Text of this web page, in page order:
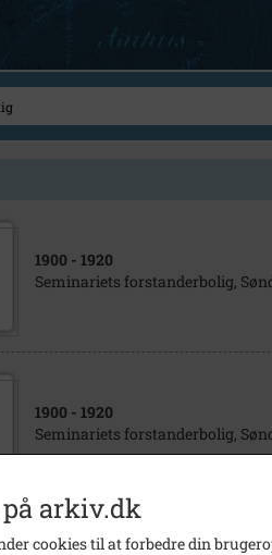
1900 - 1920
Seminariets forstanderbolig,
1900 - 1920
Seminariets forstanderbolig,
på arkiv.dk
cookies til at forbedre din